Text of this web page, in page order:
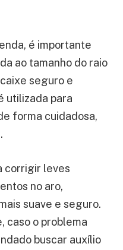
é importante
ao tamanho do raio
seguro e
utilizada para
forma cuidadosa,
corrigir leves
no aro,
suave e seguro.
caso o problema
buscar auxílio